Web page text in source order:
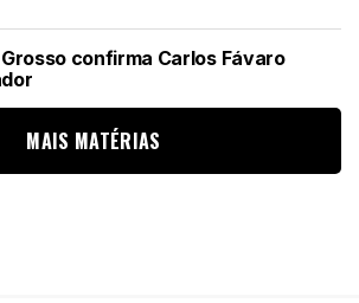
confirma Carlos Fávaro
MAIS MATÉRIAS